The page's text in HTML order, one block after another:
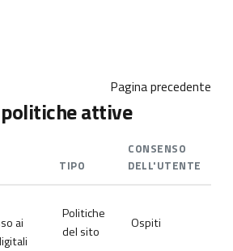
Pagina precedente
attive
TIPO
CONSENSO
DELL'UTENTE
ai
Politiche
del sito
Ospiti